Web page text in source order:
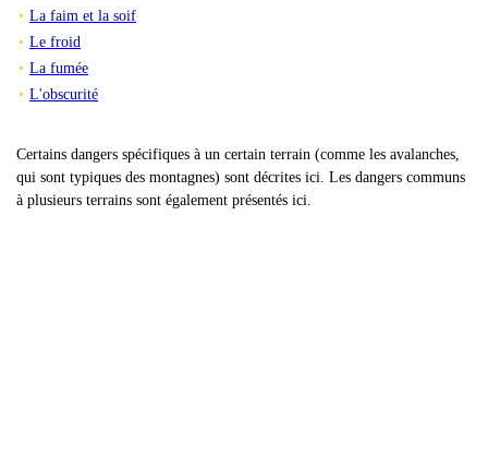
La faim et la soif
Le froid
La fumée
L'obscurité
Certains dangers spécifiques à un certain terrain (comme les avalanches,
qui sont typiques des montagnes) sont décrites ici. Les dangers communs
à plusieurs terrains sont également présentés ici.